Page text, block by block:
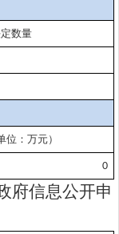
数量
：万元）
0
府信息公开申